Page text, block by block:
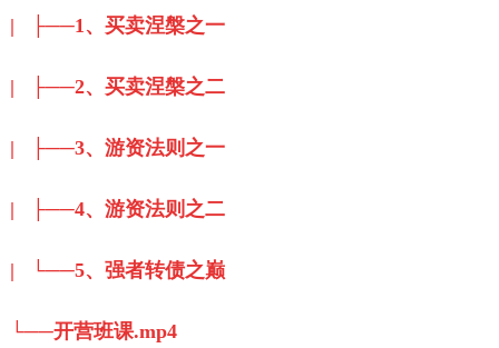
| ├──1、买卖涅槃之一
| ├──2、买卖涅槃之二
| ├──3、游资法则之一
| ├──4、游资法则之二
| └──5、强者转债之巅
└──开营班课.mp4